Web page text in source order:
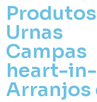
Produtos
Urnas
Campas
heart-
Arranjos